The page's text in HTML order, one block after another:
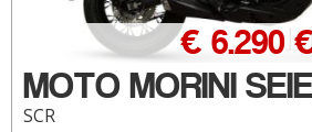
MOTO MORINI
SCR
€ 6.290